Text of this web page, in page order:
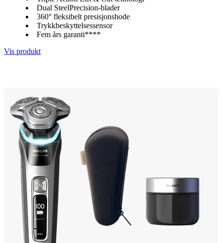
Dual SteelPrecision-blader
360° fleksibelt presisjonshode
Trykkbeskyttelsessensor
Fem års garanti****
Vis produkt